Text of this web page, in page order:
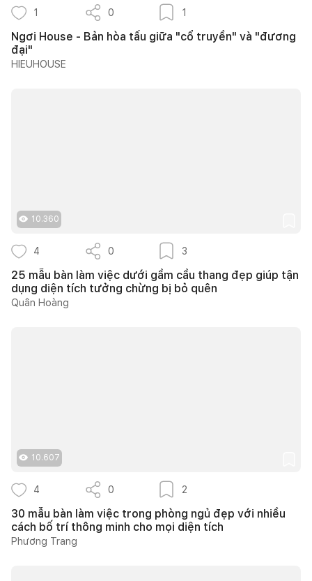
1 0 1
Ngơi House - Bản hòa tấu giữa "cổ truyền" và "đương
đại"
HIEUHOUSE
10.360
4 0 3
25 mẫu bàn làm việc dưới gầm cầu thang đẹp giúp tận
dụng diện tích tưởng chừng bị bỏ quên
Quân Hoàng
10.607
4 0 2
30 mẫu bàn làm việc trong phòng ngủ đẹp với nhiều
cách bố trí thông minh cho mọi diện tích
Phương Trang